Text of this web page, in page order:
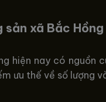
xã Bắc
hiện nay có nguồn
ưu thế về số lượng